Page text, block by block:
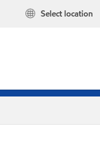
Select location